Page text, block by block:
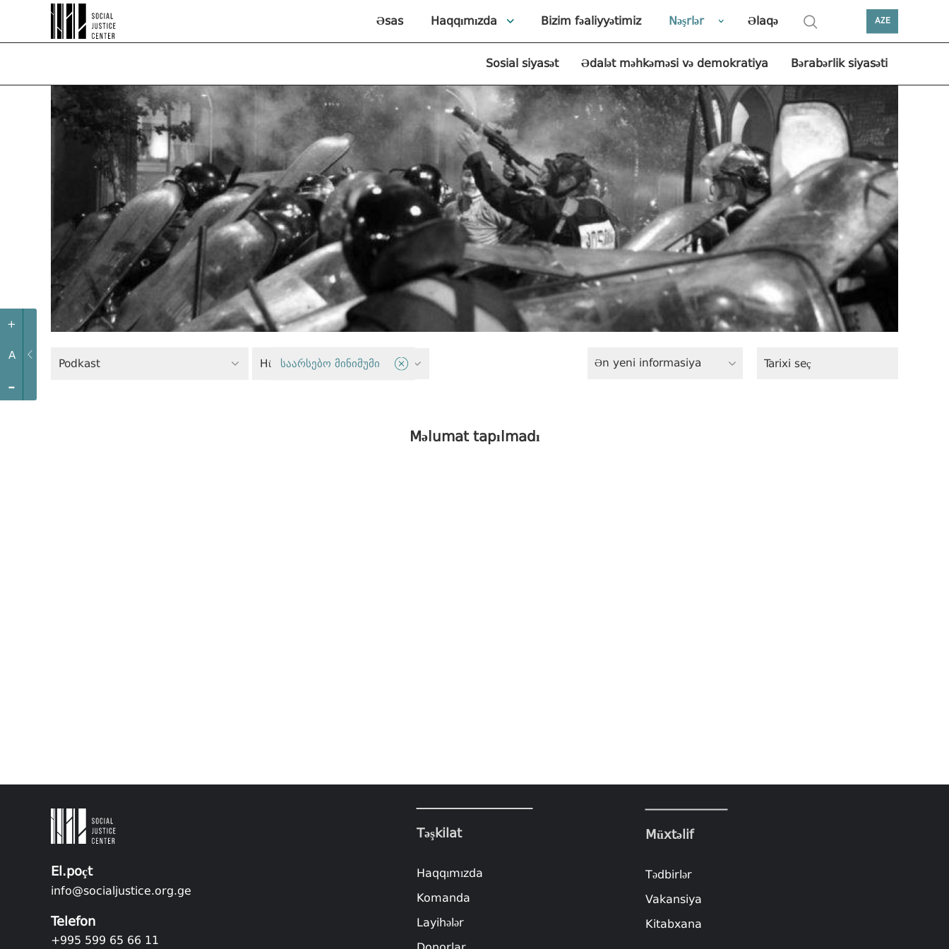
+
A
-
Əsas Haqqımızda Bizim fəaliyyətimiz Nəşrlər Əlaqə AZE
Sosial siyasət Ədalət məhkəməsi və demokratiya Bərabərlik siyasəti
Podkast Hüquqmühafizə sistemi
საარსებო მინიმუმი Ən yeni informasiya
Məlumat tapılmadı
El.poçt
info@socialjustice.org.ge
Telefon
+995 599 65 66 11
Təşkilat
Haqqımızda
Komanda
Layihələr
Müxtəlif
Tədbirlər
Vakansiya
Kitabxana